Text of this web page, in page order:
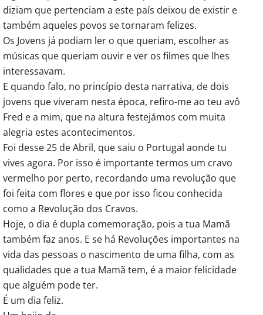
diziam que pertenciam a este país deixou de existir e
também aqueles povos se tornaram felizes.
Os Jovens já podiam ler o que queriam, escolher as
músicas que queriam ouvir e ver os filmes que lhes
interessavam.
E quando falo, no princípio desta narrativa, de dois
jovens que viveram nesta época, refiro-me ao teu avô
Fred e a mim, que na altura festejámos com muita
alegria estes acontecimentos.
Foi desse 25 de Abril, que saiu o Portugal aonde tu
vives agora. Por isso é importante termos um cravo
vermelho por perto, recordando uma revolução que
foi feita com flores e que por isso ficou conhecida
como a Revolução dos Cravos.
Hoje, o dia é dupla comemoração, pois a tua Mamã
também faz anos. E se há Revoluções importantes na
vida das pessoas o nascimento de uma filha, com as
qualidades que a tua Mamã tem, é a maior felicidade
que alguém pode ter.
É um dia feliz.